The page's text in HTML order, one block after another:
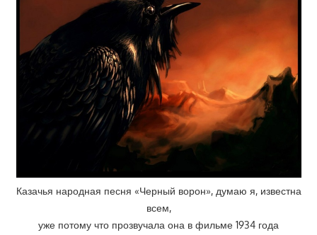
Казачья народная песня «Черный ворон», думаю я, известна
всем,
уже потому что прозвучала она в фильме 1934 года